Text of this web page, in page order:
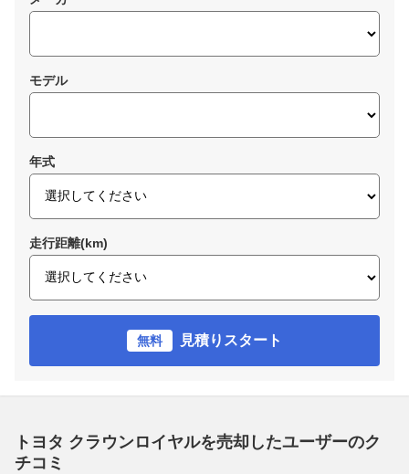
モデル
年式
走行距離(km)
無料 見積りスタート
トヨタ クラウンロイヤルを売却したユーザーのク
チコミ